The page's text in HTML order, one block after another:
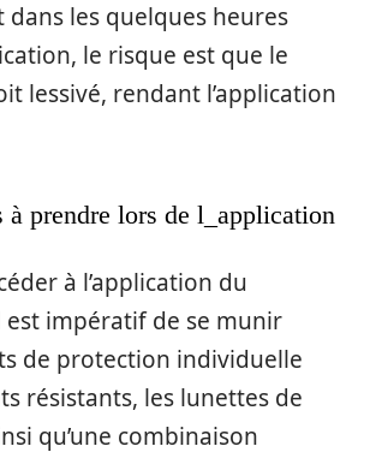
les quelques heures
le risque est que le
lessivé, rendant l’application
à prendre lors de l_application
à l’application du
est impératif de se munir
de protection individuelle
résistants, les lunettes de
qu’une combinaison